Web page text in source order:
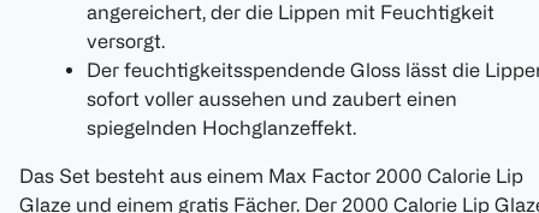
angereichert, der die Lippen mit Feuchtigkeit
versorgt.
Der feuchtigkeitsspendende Gloss lässt die
sofort voller aussehen und zaubert einen
spiegelnden Hochglanzeffekt.
Das Set besteht aus einem Max Factor 2000 Calorie Lip
Glaze und einem gratis Fächer. Der 2000 Calorie Lip